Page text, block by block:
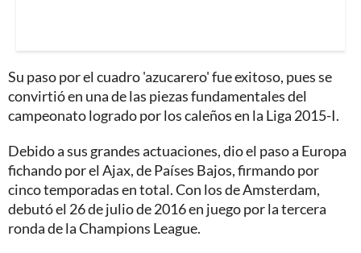
Su paso por el cuadro 'azucarero' fue exitoso, pues se
convirtió en una de las piezas fundamentales del
campeonato logrado por los caleños en la Liga 2015-I.
Debido a sus grandes actuaciones, dio el paso a Europa
fichando por el Ajax, de Países Bajos, firmando por
cinco temporadas en total. Con los de Amsterdam,
debutó el 26 de julio de 2016 en juego por la tercera
ronda de la Champions League.